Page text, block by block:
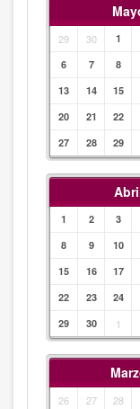
29 30 1
6
7 8
13
14 15
20
21 22
27
28 29
1 2 3
8
9 10
15
16 17
22
23 24
29
30 1
26 27 28